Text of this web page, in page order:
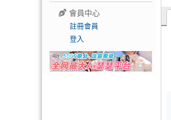
會員中心
註冊會員
登入